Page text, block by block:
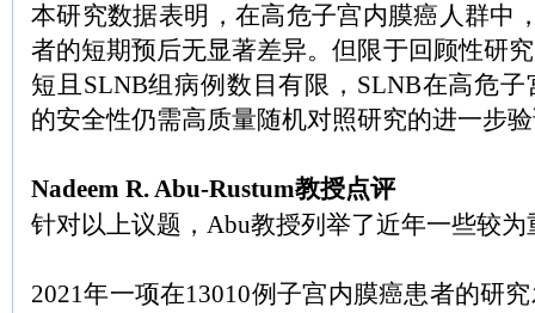
本研究数据表明，在高危子宫内膜癌人群中
者的短期预后无显著差异。但限于回顾性研
短且SLNB组病例数目有限，SLNB在高危
的安全性仍需高质量随机对照研究的进一步
Nadeem R. Abu-Rustum教授点评
针对以上议题，Abu教授列举了近年一些较
2021年一项在13010例子宫内膜癌患者的研